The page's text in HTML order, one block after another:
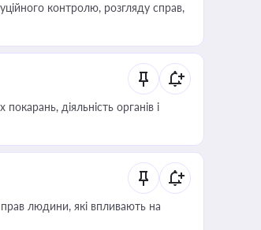
контролю, розгляду справ,
діяльність органів і
людини, які впливають на